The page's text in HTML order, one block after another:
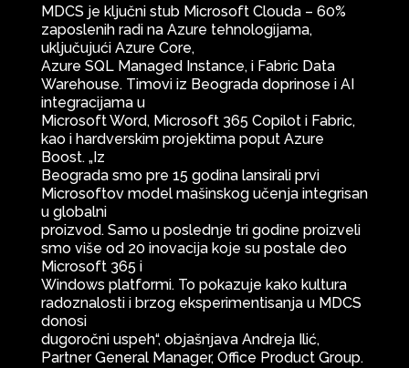
MDCS je ključni stub Microsoft Clouda – 60%
zaposlenih radi na Azure tehnologijama,
uključujući Azure Core,
Azure SQL Managed Instance, i Fabric Data
Warehouse. Timovi iz Beograda doprinose i AI
integracijama u
Microsoft Word, Microsoft 365 Copilot i Fabric,
kao i hardverskim projektima poput Azure
Boost. „Iz
Beograda smo pre 15 godina lansirali prvi
Microsoftov model mašinskog učenja integrisan
u globalni
proizvod. Samo u poslednje tri godine proizveli
smo više od 20 inovacija koje su postale deo
Microsoft 365 i
Windows platformi. To pokazuje kako kultura
radoznalosti i brzog eksperimentisanja u MDCS
donosi
dugoročni uspeh“, objašnjava Andreja Ilić,
Partner General Manager, Office Product Group.